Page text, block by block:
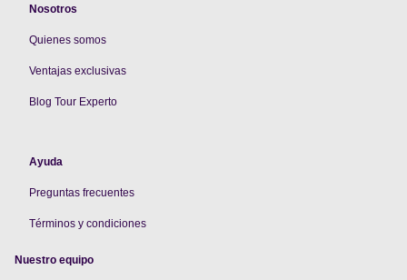
Nosotros
Quienes somos
Ventajas exclusivas
Blog Tour Experto
Ayuda
Preguntas frecuentes
Términos y condiciones
Nuestro equipo